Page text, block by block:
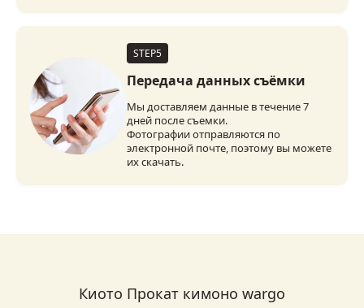
STEP5
Передача данных съёмки
Мы доставляем данные в течение 7
дней после съемки.
Фотографии отправляются по
электронной почте, поэтому вы можете
их скачать.
Киото Прокат кимоно wargo